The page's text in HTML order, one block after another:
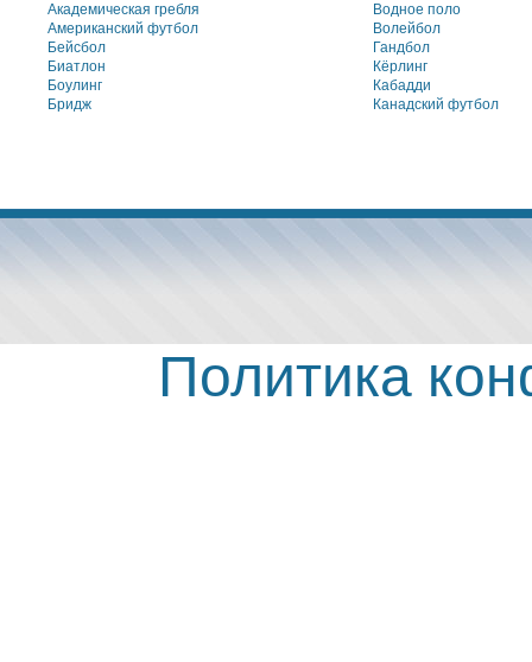
Академическая гребля
Американский футбол
Бейсбол
Биатлон
Боулинг
Бридж
Водное поло
Волейбол
Гандбол
Кёрлинг
Кабадди
Канадский футбол
Политика